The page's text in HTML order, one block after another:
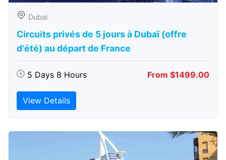
Dubai
Circuits privés de 5 jours à Dubaï (offre
d'été) au départ de France
5 Days 8 Hours From $1499.00
View Details